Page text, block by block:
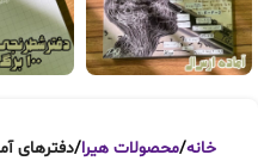
خانه محصولات هیرا دفترهای